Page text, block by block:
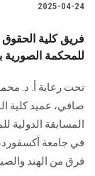
2025-04-24
فريق كلية
للمحكمة الصورية
تحت رعاية أ. د.
صافي، عميد كلية
المسابقة الدولية
في جامعة
فرق من الهند